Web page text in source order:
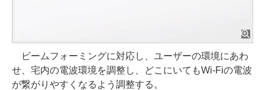
ビームフォーミングに対応し、ユーザーの環境にあわ
せ、宅内の電波環境を調整し、どこにいてもWi-Fiの電波
が繋がりやすくなるよう調整する。